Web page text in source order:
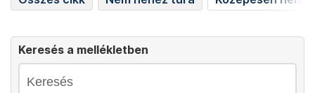
Keresés a mellékletben